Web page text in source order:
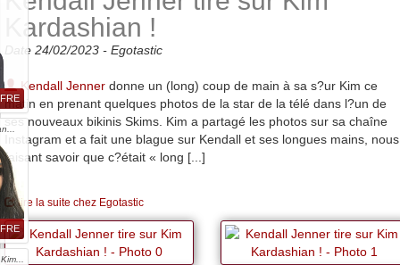
Kardashian !
Date 24/02/2023 - Egotastic
Kendall Jenner donne un (long) coup de main à sa s?ur Kim ce
matin en prenant quelques photos de la star de la télé dans l?un de
ses nouveaux bikinis Skims. Kim a partagé les photos sur sa chaîne
Instagram et a fait une blague sur Kendall et ses longues mains, nous
faisant savoir que c?était « long [...]
lire la suite chez Egotastic